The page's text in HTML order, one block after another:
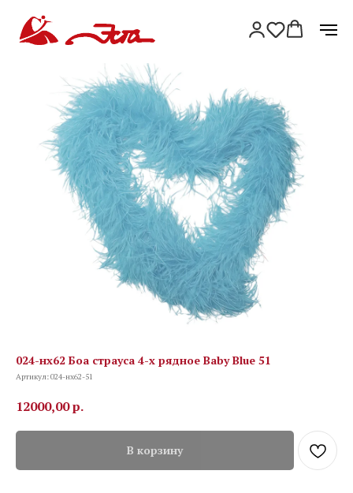
024-нх62 Боа страуса 4-х рядное Baby Blue 51
Артикул:024-нх62-51
12000,00р.
В корзину